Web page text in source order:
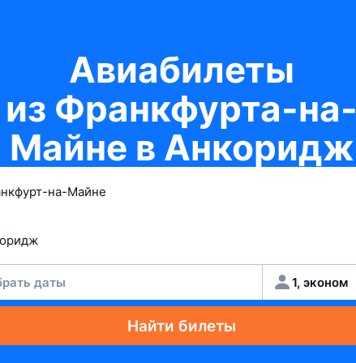
Авиабилеты
из Франкфурта-на-
Майне в Анкоридж
даты 1, эконом
Найти билеты